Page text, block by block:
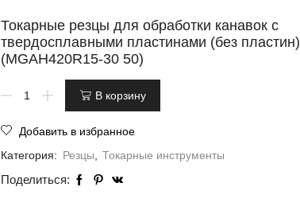
Токарные резцы для обработки канавок с
твердосплавными пластинами (без пластин)
(MGAH420R15-30 50)
В корзину
Добавить в избранное
Категория: Резцы Токарные инструменты
Поделиться: